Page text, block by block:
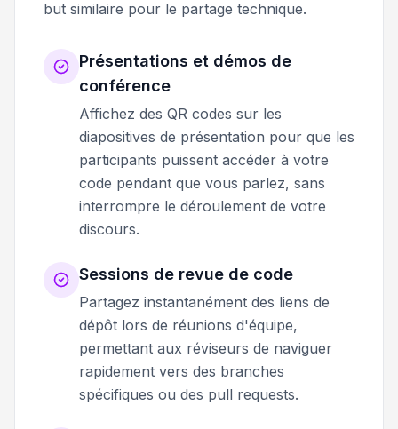
but similaire pour le partage technique.
Présentations et démos de
conférence
Affichez des QR codes sur les
diapositives de présentation pour que les
participants puissent accéder à votre
code pendant que vous parlez, sans
interrompre le déroulement de votre
discours.
Sessions de revue de code
Partagez instantanément des liens de
dépôt lors de réunions d'équipe,
permettant aux réviseurs de naviguer
rapidement vers des branches
spécifiques ou des pull requests.